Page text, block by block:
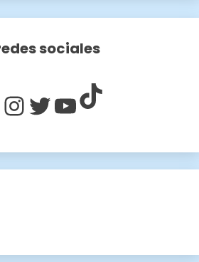
sociales
Instagram
Twitter
YouTube
TikTok